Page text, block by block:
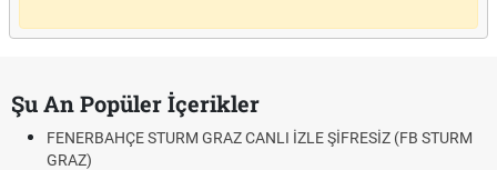
Şu An Popüler İçerikler
FENERBAHÇE STURM GRAZ CANLI İZLE ŞİFRESİZ (FB STURM
GRAZ)